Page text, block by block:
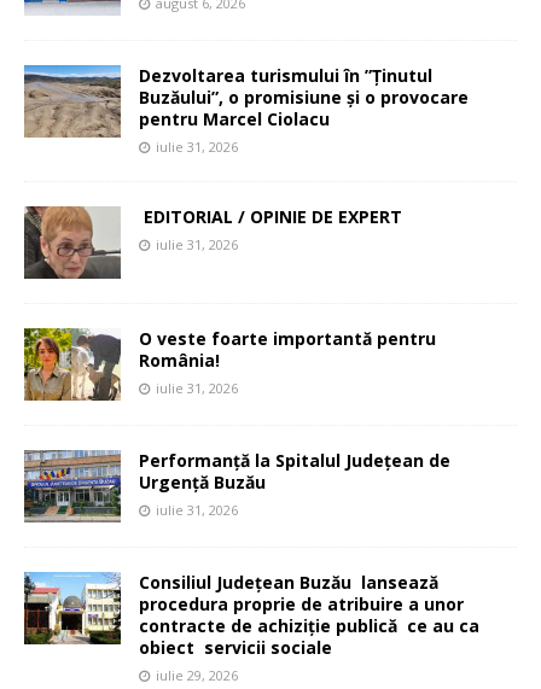
Dezvoltarea turismului în ”Ținutul
Buzăului”, o promisiune și o provocare
pentru Marcel Ciolacu
iulie 31, 2026
EDITORIAL / OPINIE DE EXPERT
iulie 31, 2026
O veste foarte importantă pentru
România!
iulie 31, 2026
Performanță la Spitalul Județean de
Urgență Buzău
iulie 31, 2026
Consiliul Județean Buzău lansează
procedura proprie de atribuire a unor
contracte de achiziție publică ce au ca
obiect servicii sociale
iulie 29, 2026